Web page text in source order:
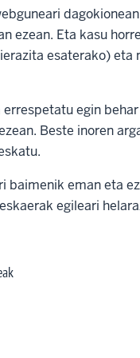
ezean. Eta kasu
esaterako) eta
egin
Beste inoren
baimenik eman eta
egileari